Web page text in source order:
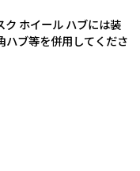
ホイール ハブには装
ハブ等を併用してくださ